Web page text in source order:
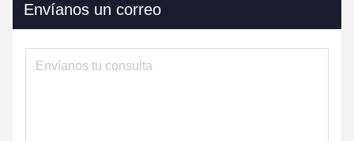
Envíanos un correo